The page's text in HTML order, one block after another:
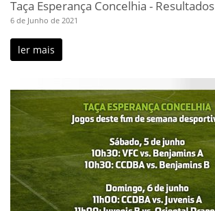
Taça Esperança Concelhia - Resultados
6 de Junho de 2021
ler mais